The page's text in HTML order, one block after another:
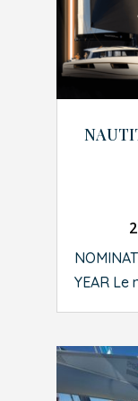
YEAR Le